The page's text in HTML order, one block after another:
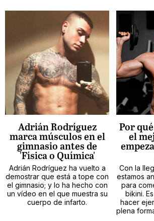
Adrián Rodríguez
marca músculos en el
gimnasio antes de
'Física o Química'
Adrián Rodríguez ha vuelto a
demostrar que está a tope con
el gimnasio; y lo ha hecho con
un vídeo en el que muestra su
cuerpo de infarto.
Por
el
Con la
estamos
para
bikini.
hacer
plena